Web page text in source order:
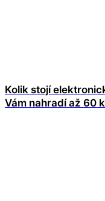
Kolik stojí
Vám nahradí až 60